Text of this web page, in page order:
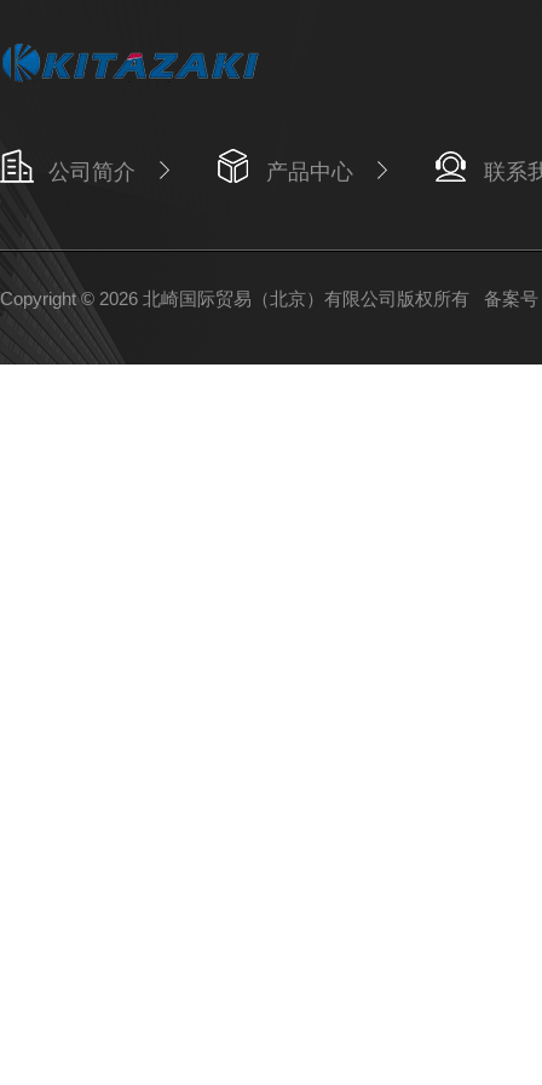
公司简介 产品中心 联系
Copyright © 2026 北崎国际贸易（北京）有限公司版权所有 备案号